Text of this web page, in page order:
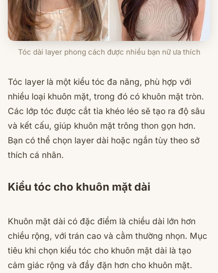
Tóc dài layer phong cách được nhiều bạn nữ ưa thích
Tóc layer là một kiểu tóc đa năng, phù hợp với
nhiều loại khuôn mặt, trong đó có khuôn mặt tròn.
Các lớp tóc được cắt tỉa khéo léo sẽ tạo ra độ sâu
và kết cấu, giúp khuôn mặt trông thon gọn hơn.
Bạn có thể chọn layer dài hoặc ngắn tùy theo sở
thích cá nhân.
Kiểu tóc cho khuôn mặt dài
Khuôn mặt dài có đặc điểm là chiều dài lớn hơn
chiều rộng, với trán cao và cằm thường nhọn. Mục
tiêu khi chọn kiểu tóc cho khuôn mặt dài là tạo
cảm giác rộng và đầy đặn hơn cho khuôn mặt.